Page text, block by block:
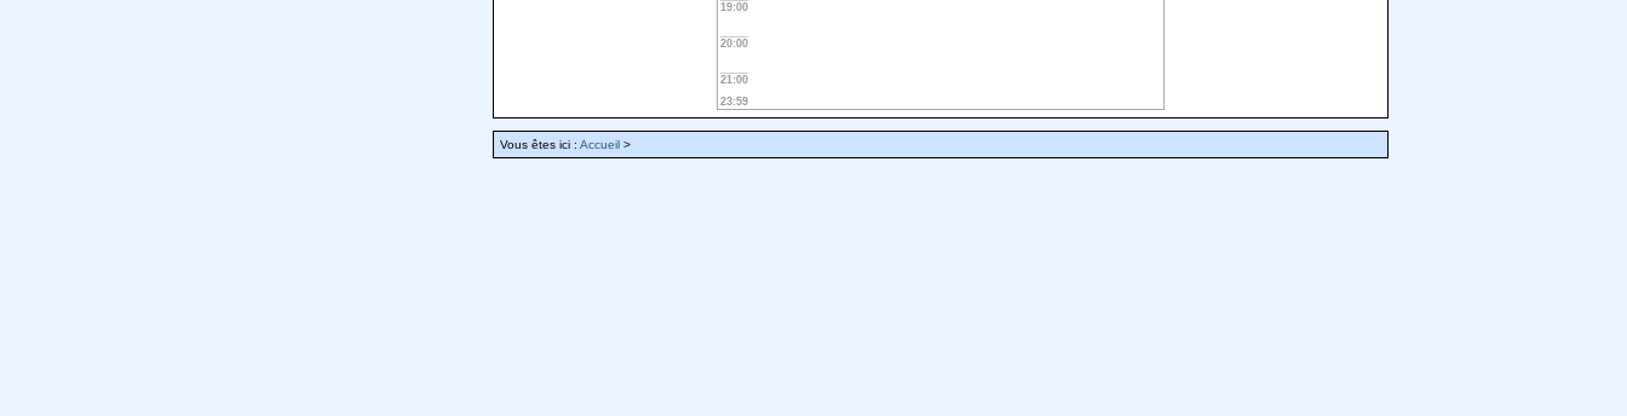
19:00
20:00
21:00
23:59
Vous êtes ici : Accueil >